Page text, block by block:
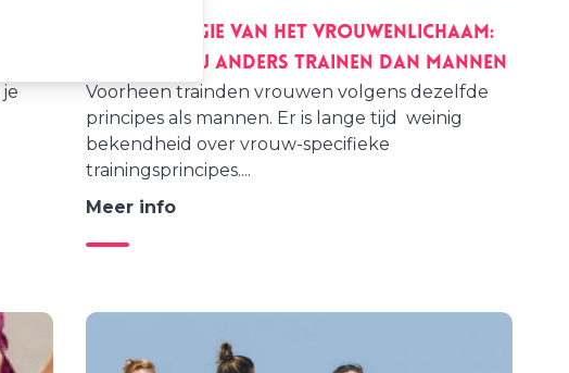
De fysiologie van het vrouwenlichaam:
waarom wij anders trainen dan mannen
Voorheen trainden vrouwen volgens dezelfde
principes als mannen. Er is lange tijd weinig
bekendheid over vrouw-specifieke
trainingsprincipes....
Meer info